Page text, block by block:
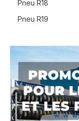
Pneu R18
Pneu R19